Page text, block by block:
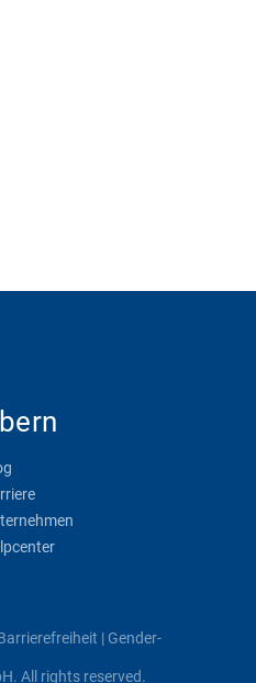
| Gender-
All rights reserved.